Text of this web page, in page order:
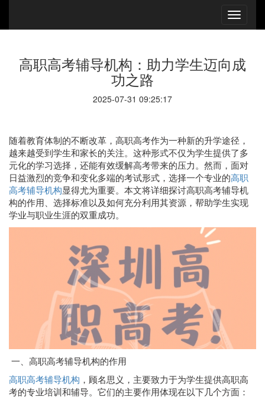
高职高考辅导机构：助力学生迈向成
功之路
2025-07-31 09:25:17
随着教育体制的不断改革，高职高考作为一种新的升学途径，
越来越受到学生和家长的关注。这种形式不仅为学生提供了多
元化的学习选择，还能有效缓解高考带来的压力。然而，面对
日益激烈的竞争和变化多端的考试形式，选择一个专业的高职
高考辅导机构显得尤为重要。本文将详细探讨高职高考辅导机
构的作用、选择标准以及如何充分利用其资源，帮助学生实现
学业与职业生涯的双重成功。
一、高职高考辅导机构的作用
高职高考辅导机构 ，顾名思义，主要致力于为学生提供高职高
考的专业培训和辅导。它们的主要作用体现在以下几个方面：